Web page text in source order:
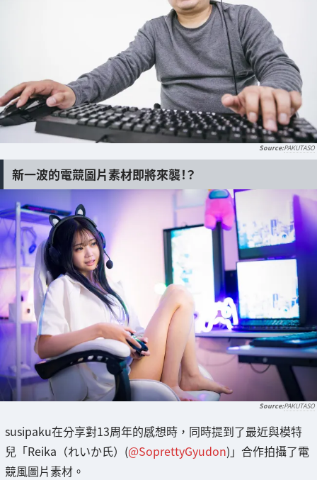
PAKUTASO
新一波的電競圖片素材即將來襲！？
PAKUTASO
susipaku在分享對13周年的感想時，同時提到了最近與模特
兒「Reika（れいか氏）(@SoprettyGyudon)」合作拍攝了電
競風圖片素材。